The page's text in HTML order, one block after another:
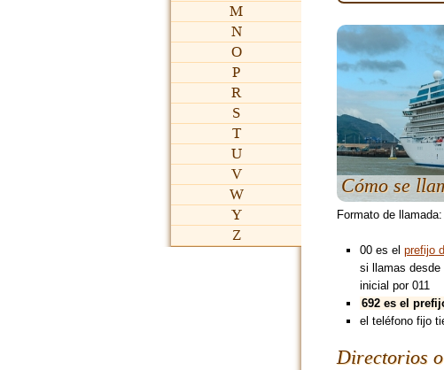
M
N
O
P
R
S
T
U
V
W
Y
Z
Cómo se
Formato de llamada:
00 es el prefijo
si llamas desde
inicial por 011
692 es el
el teléfono fijo
Directorios